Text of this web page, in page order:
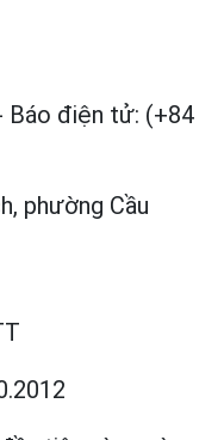
Báo điện tử: (+84
phường Cầu